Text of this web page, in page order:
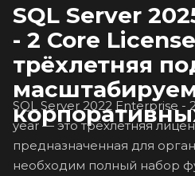
SQL Server
- 2 Core
трёхлетняя
SQL Server 2022 Enterprise -
year — это трёхлетняя
предназначенная для
необходим полный набор